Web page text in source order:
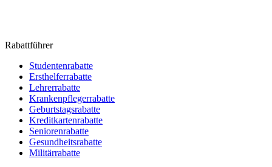
Rabattführer
Studentenrabatte
Ersthelferrabatte
Lehrerrabatte
Krankenpflegerrabatte
Geburtstagsrabatte
Kreditkartenrabatte
Seniorenrabatte
Gesundheitsrabatte
Militärrabatte